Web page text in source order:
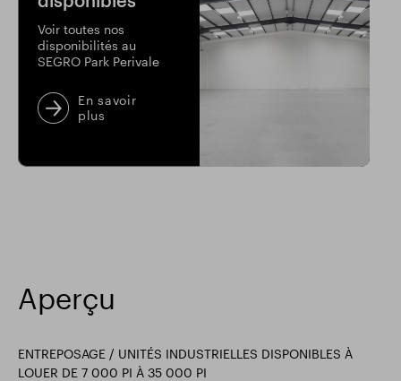
Voir toutes nos
disponibilités au
SEGRO Park Perivale
En savoir
plus
Aperçu
ENTREPOSAGE / UNITÉS INDUSTRIELLES DISPONIBLES À
LOUER DE 7 000 PI À 35 000 PI